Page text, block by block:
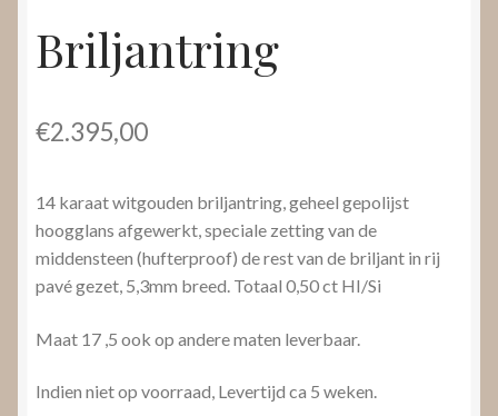
Briljantring
€2.395,00
14 karaat witgouden briljantring, geheel gepolijst
hoogglans afgewerkt, speciale zetting van de
middensteen (hufterproof) de rest van de briljant in rij
pavé gezet, 5,3mm breed. Totaal 0,50 ct HI/Si
Maat 17 ,5 ook op andere maten leverbaar.
Indien niet op voorraad, Levertijd ca 5 weken.